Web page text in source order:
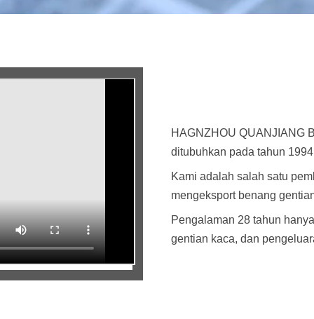
HAGNZHOU QUANJIANG
ditubuhkan pada tahun
Kami adalah salah satu
mengeksport benang
Pengalaman 28 tahun
gentian kaca, dan